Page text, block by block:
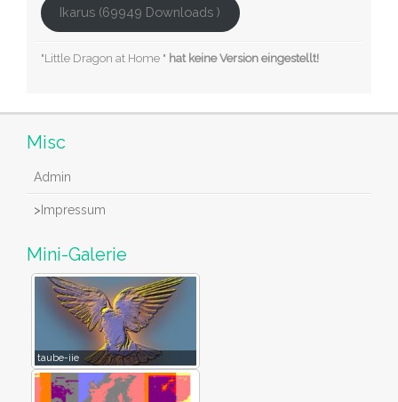
Ikarus (69949 Downloads )
"Little Dragon at Home " hat keine Version eingestellt!
Misc
Admin
> Impressum
Mini-Galerie
taube-iie